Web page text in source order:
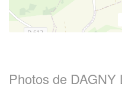
Photos de